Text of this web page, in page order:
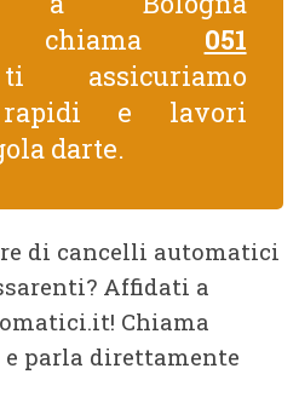
chiama 051
e lavori
darte.
di cancelli automatici
Affidati a
Chiama
e parla direttamente